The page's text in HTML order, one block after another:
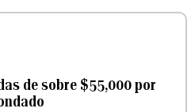
de sobre $55,000 por